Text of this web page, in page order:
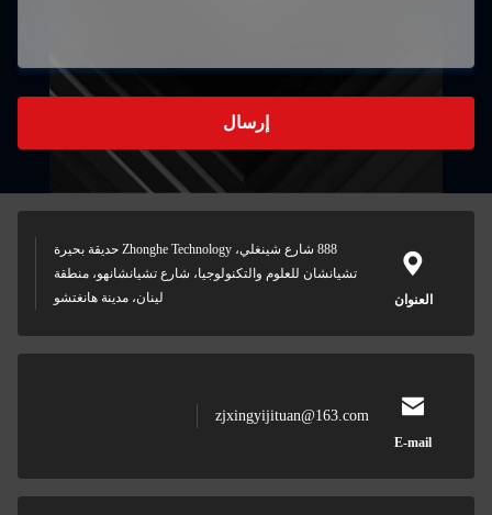
إرسال
العنوان
888 شارع شينغلي، Zhonghe Technology حديقة بحيرة
تشيانشان للعلوم والتكنولوجيا، شارع تشيانشانهو، منطقة
لينان، مدينة هانغتشو
E-mail
zjxingyijituan@163.com